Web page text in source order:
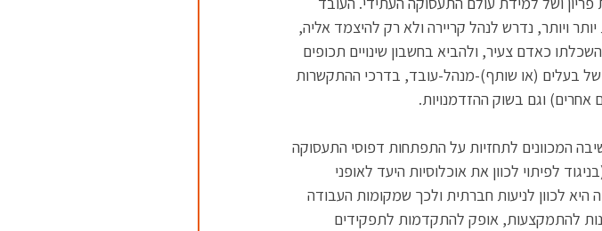
ויותר, נדרש לנהל קריירה ולא רק להיצמד אליה,
כאדם צעיר, ולהביא בחשבון שינויים תכופים
בעלים (או שותף)-מנהל-עובד, בדרכי ההתקשרות
אחרים) וגם בשוק ההזדמנויות.
המכוונים לתחזיות על התפתחות דפוסי התעסוקה
לפיתוי לכוון את אוכלוסיות היעד לאופני
לכוון לניעות חברתית ולכך שמקומות העבודה
להתמקצעות, אופק להתקדמות לתפקידים